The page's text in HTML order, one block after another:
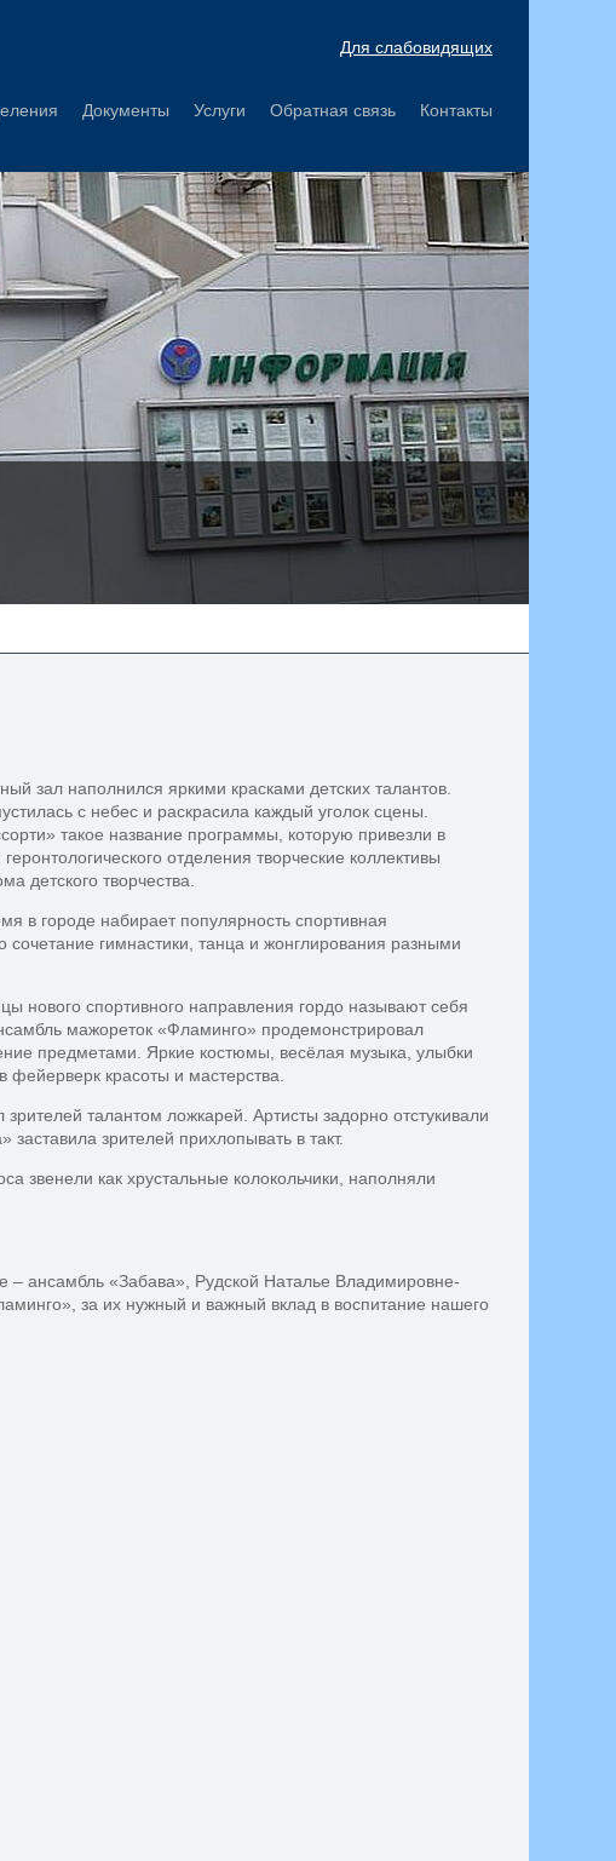
Для слабовидящих
Документы Услуги Обратная связь Контакты
зал наполнился яркими красками детских талантов.
с небес и раскрасила каждый уголок сцены.
такое название программы, которую привезли в
отделения творческие коллективы
детского творчества.
в городе набирает популярность спортивная
сочетание гимнастики, танца и жонглирования разными
нового спортивного направления гордо называют себя
мажореток «Фламинго» продемонстрировал
предметами. Яркие костюмы, весёлая музыка, улыбки
фейерверк красоты и мастерства.
талантом ложкарей. Артисты задорно отстукивали
зрителей прихлопывать в такт.
звенели как хрустальные колокольчики, наполняли
– ансамбль «Забава», Рудской Наталье Владимировне-
за их нужный и важный вклад в воспитание нашего